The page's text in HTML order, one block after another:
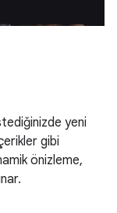
yeni
gibi
önizleme,